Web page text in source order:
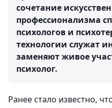
сочетание
профессионализма
психологов и
технологии служат
заменяют живое
психолог.
Ранее стало известно,